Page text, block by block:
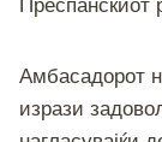
Амбасадорот
изрази